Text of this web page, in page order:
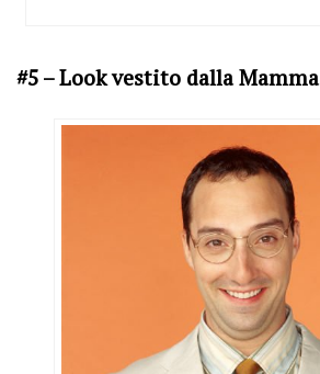
#5 – Look vestito dalla Mamma